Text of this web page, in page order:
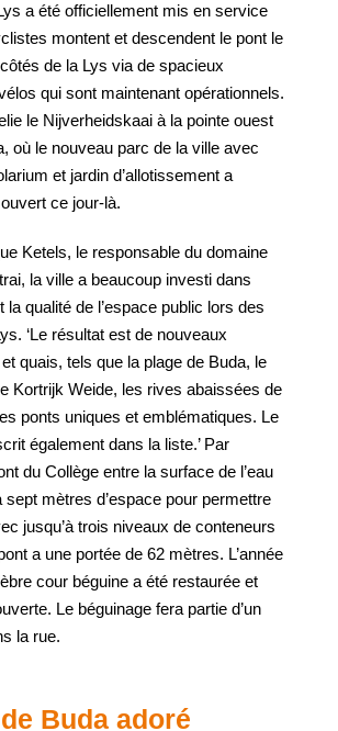
a été officiellement mis en service
montent et descendent le pont le
de la Lys via de spacieux
qui sont maintenant opérationnels.
le Nijverheidskaai à la pointe ouest
où le nouveau parc de la ville avec
et jardin d’allotissement a
ce jour-là.
Ketels, le responsable du domaine
la ville a beaucoup investi dans
la qualité de l’espace public lors des
‘Le résultat est de nouveaux
quais, tels que la plage de Buda, le
Kortrijk Weide, les rives abaissées de
ponts uniques et emblématiques. Le
également dans la liste.’ Par
du Collège entre la surface de l’eau
sept mètres d’espace pour permettre
jusqu’à trois niveaux de conteneurs
a une portée de 62 mètres. L’année
cour béguine a été restaurée et
Le béguinage fera partie d’un
la rue.
Buda adoré